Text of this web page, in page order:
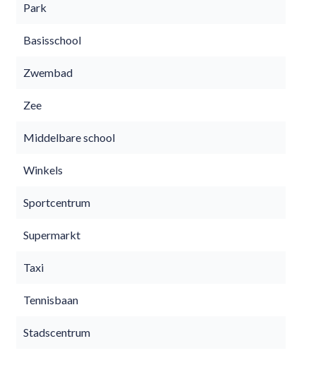
Park
Basisschool
Zwembad
Zee
Middelbare school
Winkels
Sportcentrum
Supermarkt
Taxi
Tennisbaan
Stadscentrum